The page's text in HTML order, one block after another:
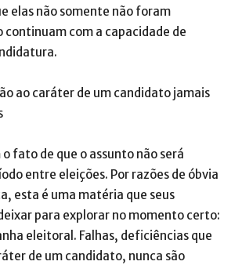
elas não somente não foram
continuam com a capacidade de
ao caráter de um candidato jamais
o fato de que o assunto não será
entre eleições. Por razões de óbvia
esta é uma matéria que seus
para explorar no momento certo:
eleitoral. Falhas, deficiências que
de um candidato, nunca são